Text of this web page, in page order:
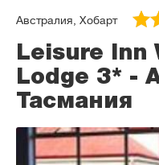
Австралия, Хобарт
Leisure Inn
Lodge 3* -
Тасмания